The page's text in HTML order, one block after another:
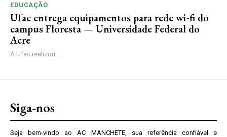
EDUCAÇÃO
Ufac entrega equipamentos para rede wi-fi do
campus Floresta — Universidade Federal do
Acre
A Ufac realizou,...
Siga-nos
Seja bem-vindo ao AC MANCHETE, sua referência confiável e